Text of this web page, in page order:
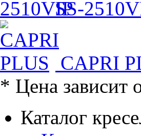
SS-
CAPRI
* Цена зависит
Каталог